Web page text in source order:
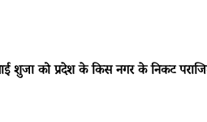
शुजा को प्रदेश के किस नगर के निकट